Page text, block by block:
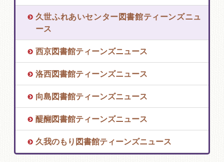
久世ふれあいセンター図書館ティーンズニュ
ース
西京図書館ティーンズニュース
洛西図書館ティーンズニュース
向島図書館ティーンズニュース
醍醐図書館ティーンズニュース
久我のもり図書館ティーンズニュース